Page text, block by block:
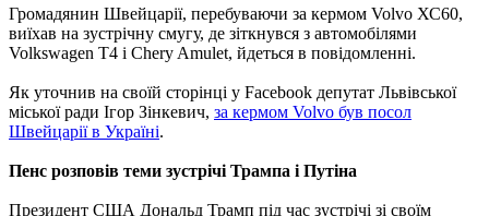
Громадянин Швейцарії, перебуваючи за кермом Volvo ХС60,
виїхав на зустрічну смугу, де зіткнувся з автомобілями
Volkswagen Т4 і Chery Amulet, йдеться в повідомленні.
Як уточнив на своїй сторінці у Facebook депутат Львівської
міської ради Ігор Зінкевич, за кермом Volvo був посол
Швейцарії в Україні.
Пенс розповів теми зустрічі Трампа і Путіна
Президент США Дональд Трамп під час зустрічі зі своїм